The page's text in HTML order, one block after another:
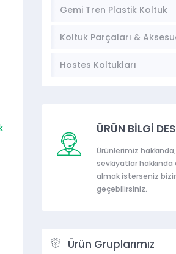
Sprinter Koltukları
Gemi Tren Plastik Koltuk
Koltuk Parçaları &
Hostes Koltukları
ÜRÜN BİLGİ
Ürünlerimiz
sevkiyatlar hakkında
almak isterseniz
geçebilirsiniz.
Ürün Gruplarımız